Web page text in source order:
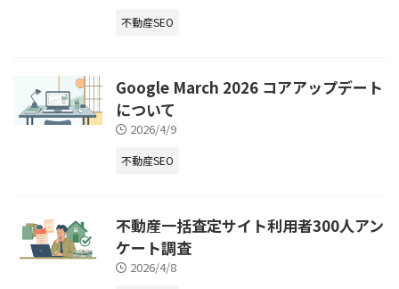
不動産SEO
Google March 2026 コアアップデート
について
2026/4/9
不動産SEO
不動産一括査定サイト利用者300人アン
ケート調査
2026/4/8